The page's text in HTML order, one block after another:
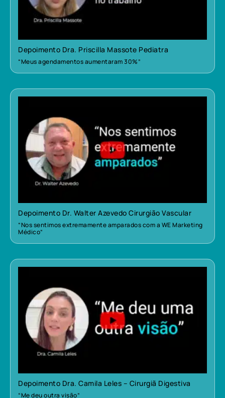
Depoimento Dra. Priscilla Massote Pediatra
“Meus agendamentos aumentaram 30%”
Depoimento Dr. Walter Azevedo Cirurgião Vascular
“Nos sentimos extremamente amparados com a WE Marketing
Médico”
Depoimento Dra. Camila Leles – Cirurgiã Digestiva
“Me deu outra visão”